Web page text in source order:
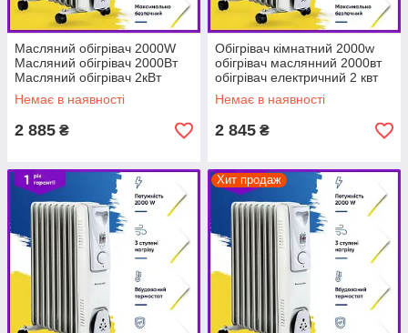
Масляний обігрівач 2000W
Масляний обігрівач 2000Вт
Масляний обігрівач 2кВт
Немає в наявності
2 885 ₴
Обігрівач кімнатний 2000w
обігрівач маслянний 2000вт
обігрівач електричний 2 квт
Немає в наявності
2 845 ₴
Хит продаж